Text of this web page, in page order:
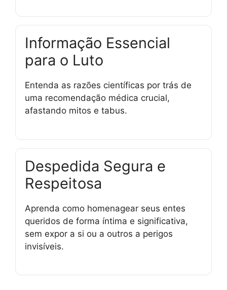
Informação Essencial
para o Luto
Entenda as razões científicas por trás de
uma recomendação médica crucial,
afastando mitos e tabus.
Despedida Segura e
Respeitosa
Aprenda como homenagear seus entes
queridos de forma íntima e significativa,
sem expor a si ou a outros a perigos
invisíveis.